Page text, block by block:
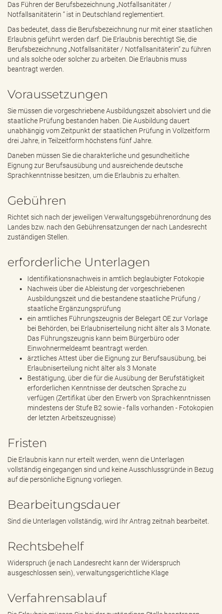
Das Führen der Berufsbezeichnung „Notfallsanitäter /
Notfallsanitäterin “ ist in Deutschland reglementiert.
Das bedeutet, dass die Berufsbezeichnung nur mit einer staatlichen
Erlaubnis geführt werden darf. Die Erlaubnis berechtigt Sie, die
Berufsbezeichnung „Notfallsanitäter / Notfallsanitäterin“ zu führen
und als solche oder solcher zu arbeiten. Die Erlaubnis muss
beantragt werden.
Voraussetzungen
Sie müssen die vorgeschriebene Ausbildungszeit absolviert und die
staatliche Prüfung bestanden haben. Die Ausbildung dauert
unabhängig vom Zeitpunkt der staatlichen Prüfung in Vollzeitform
drei Jahre, in Teilzeitform höchstens fünf Jahre.
Daneben müssen Sie die charakterliche und gesundheitliche
Eignung zur Berufsausübung und ausreichende deutsche
Sprachkenntnisse besitzen, um die Erlaubnis zu erhalten.
Gebühren
Richtet sich nach der jeweiligen Verwaltungsgebührenordnung des
Landes bzw. nach den Gebührensatzungen der nach Landesrecht
zuständigen Stellen.
erforderliche Unterlagen
Identifikationsnachweis in amtlich beglaubigter Fotokopie
Nachweis über die Ableistung der vorgeschriebenen
Ausbildungszeit und die bestandene staatliche Prüfung /
staatliche Ergänzungsprüfung
ein amtliches Führungszeugnis der Belegart OE zur Vorlage
bei Behörden, bei Erlaubniserteilung nicht älter als 3 Monate.
Das Führungszeugnis kann beim Bürgerbüro oder
Einwohnermeldeamt beantragt werden.
ärztliches Attest über die Eignung zur Berufsausübung, bei
Erlaubniserteilung nicht älter als 3 Monate
Bestätigung, über die für die Ausübung der Berufstätigkeit
erforderlichen Kenntnisse der deutschen Sprache zu
verfügen (Zertifikat über den Erwerb von Sprachkenntnissen
mindestens der Stufe B2 sowie - falls vorhanden - Fotokopien
der letzten Arbeitszeugnisse)
Fristen
Die Erlaubnis kann nur erteilt werden, wenn die Unterlagen
vollständig eingegangen sind und keine Ausschlussgründe in Bezug
auf die persönliche Eignung vorliegen.
Bearbeitungsdauer
Sind die Unterlagen vollständig, wird Ihr Antrag zeitnah bearbeitet.
Rechtsbehelf
Widerspruch (je nach Landesrecht kann der Widerspruch
ausgeschlossen sein), verwaltungsgerichtliche Klage
Verfahrensablauf